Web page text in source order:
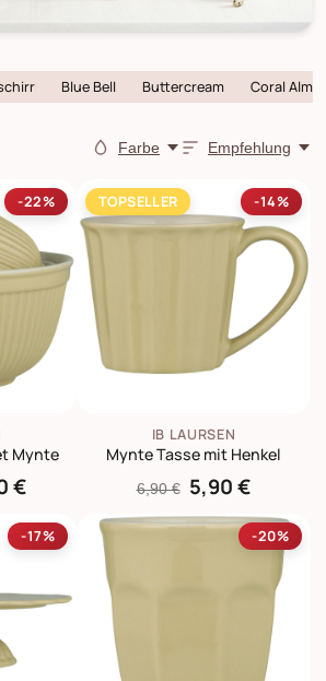
Blue Bell Buttercream Coral
Farbe Empfehlung
-22%
Mynte
€
TOPSELLER -14%
IB LAURSEN
Mynte Tasse mit Henkel
6,90 € 5,90 €
-17% -20%